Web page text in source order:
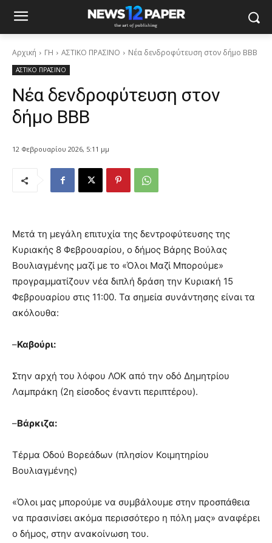
Αρχική ΓΗ ΑΣΤΙΚΟ ΠΡΑΣΙΝΟ Νέα δενδροφύτευση στον δήμο ΒΒΒ
ΑΣΤΙΚΟ ΠΡΑΣΙΝΟ
Νέα δενδροφύτευση στον
δήμο ΒΒΒ
12 Φεβρουαρίου 2026, 5:11 μμ
Μετά τη μεγάλη επιτυχία της δεντροφύτευσης της
Κυριακής 8 Φεβρουαρίου, ο δήμος Βάρης Βούλας
Βουλιαγμένης μαζί με το «Όλοι Μαζί Μπορούμε»
προγραμματίζουν νέα διπλή δράση την Κυριακή 15
Φεβρουαρίου στις 11:00. Τα σημεία συνάντησης είναι τα
ακόλουθα:
–Καβούρι:
Στην αρχή του λόφου ΛΟΚ από την οδό Δημητρίου
Λαμπράκη (2η είσοδος έναντι περιπτέρου).
–Βάρκιζα:
Τέρμα Οδού Βορεάδων (πλησίον Κοιμητηρίου
Βουλιαγμένης)
«Όλοι μας μπορούμε να συμβάλουμε στην προσπάθεια
να πρασινίσει ακόμα περισσότερο η πόλη μας» αναφέρει
ο δήμος, στην ανακοίνωση του.